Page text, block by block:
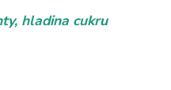
hladina cukru